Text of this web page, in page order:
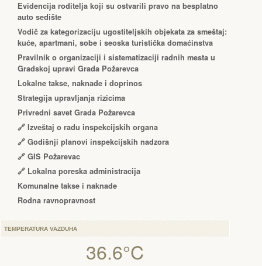
Еvidencija roditelja koji su ostvarili pravo na besplatno
auto sedište
Vodič za kategorizaciju ugostiteljskih objekata za smeštaj:
kuće, apartmani, sobe i seoska turistička domaćinstva
Pravilnik o organizaciji i sistematizaciji radnih mesta u
Gradskoj upravi Grada Požarevca
Lokalne takse, naknade i doprinos
Strategija upravljanja rizicima
Privredni savet Grada Požarevca
🔗 Izveštaj o radu inspekcijskih organa
🔗 Godišnji planovi inspekcijskih nadzora
🔗 GIS Požarevac
🔗 Lokalna poreska administracija
Komunalne takse i naknade
Rodna ravnopravnost
TEMPERATURA VAZDUHA
36.6°C